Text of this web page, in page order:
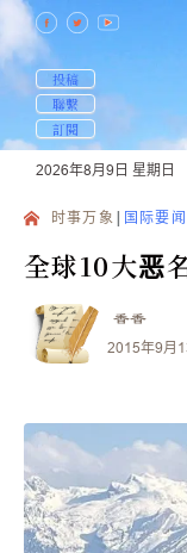
投稿
聯繫
訂閱
2026年8月9日 星期日
时事万象 国际要闻
全球10大恶
香香
2015年9月